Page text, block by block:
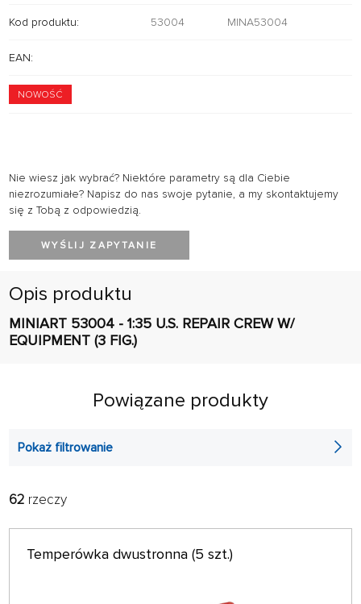
Kod produktu: 53004 MINA53004
EAN:
NOWOŚĆ
Nie wiesz jak wybrać? Niektóre parametry są dla Ciebie
niezrozumiałe? Napisz do nas swoje pytanie, a my skontaktujemy
się z Tobą z odpowiedzią.
WYŚLIJ ZAPYTANIE
Opis produktu
MINIART 53004 - 1:35 U.S. REPAIR CREW W/
EQUIPMENT (3 FIG.)
Powiązane produkty
Pokaż filtrowanie
FILTR:
ALFABETYCZNIE
64 NA STRONIE
62 rzeczy
Temperówka dwustronna (5 szt.)